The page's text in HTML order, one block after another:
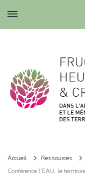
Frugalité dans l'architecture et
Accueil Ressources
Conférence l’EAU, le